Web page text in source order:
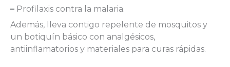
– Profilaxis contra la malaria.
Además, lleva contigo repelente de mosquitos y
un botiquín básico con analgésicos,
antiinflamatorios y materiales para curas rápidas.